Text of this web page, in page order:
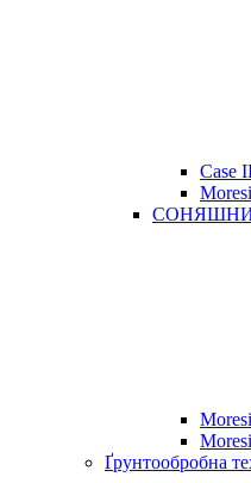
Case
Ґрунтообробна